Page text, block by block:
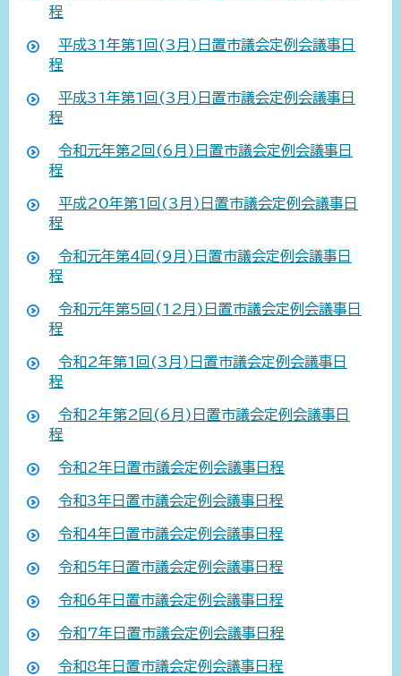
程
平成31年第1回(3月)日置市議会定例会議事日
程
平成31年第1回(3月)日置市議会定例会議事日
程
令和元年第2回(6月)日置市議会定例会議事日
程
平成20年第1回(3月)日置市議会定例会議事日
程
令和元年第4回(9月)日置市議会定例会議事日
程
令和元年第5回(12月)日置市議会定例会議事日
程
令和2年第1回(3月)日置市議会定例会議事日
程
令和2年第2回(6月)日置市議会定例会議事日
程
令和2年日置市議会定例会議事日程
令和3年日置市議会定例会議事日程
令和4年日置市議会定例会議事日程
令和5年日置市議会定例会議事日程
令和6年日置市議会定例会議事日程
令和7年日置市議会定例会議事日程
令和8年日置市議会定例会議事日程